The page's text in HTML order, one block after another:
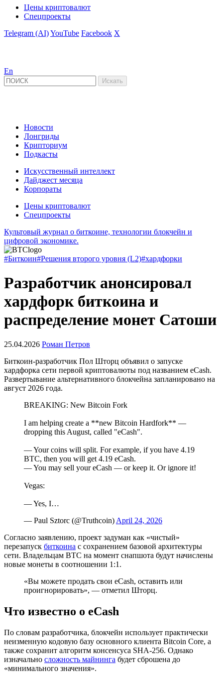
Цены криптовалют
Спецпроекты
Telegram (AI)YouTube Facebook X
En
Новости
Лонгриды
Крипториум
Подкасты
Искусственный интеллект
Дайджест месяца
Корпораты
Цены криптовалют
Спецпроекты
Культовый журнал о биткоине, технологии блокчейн и
цифровой экономике.
#Биткоин#Решения второго уровня (L2)#хардфорки
Разработчик анонсировал
хардфорк биткоина и
распределение монет Сатоши
25.04.2026 Роман Петров
Биткоин-разработчик Пол Шторц объявил о запуске
хардфорка сети первой криптовалюты под названием eCash.
Развертывание альтернативного блокчейна запланировано на
август 2026 года.
BREAKING: New Bitcoin Fork
I am helping create a **new Bitcoin Hardfork** —
dropping this August, called "eCash".
— Your coins will split. For example, if you have 4.19
BTC, then you will get 4.19 eCash.
— You may sell your eCash — or keep it. Or ignore it!
Vegas:
— Yes, I…
— Paul Sztorc (@Truthcoin) April 24, 2026
Согласно заявлению, проект задуман как «чистый»
перезапуск биткоина с сохранением базовой архитектуры
сети. Владельцам BTC на момент снапшота будут начислены
новые монеты в соотношении 1:1.
«Вы можете продать свои eCash, оставить или
проигнорировать», — отметил Шторц.
Что известно о eCash
По словам разработчика, блокчейн использует практически
неизменную кодовую базу основного клиента Bitcoin Core, а
также сохранит алгоритм консенсуса SHA-256. Однако
изначально сложность майнинга будет сброшена до
«минимального значения».